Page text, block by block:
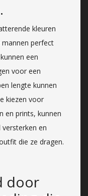
kleuren
mannen perfect
een
voor een
lengte kunnen
kiezen voor
en prints, kunnen
en
die ze dragen.
door